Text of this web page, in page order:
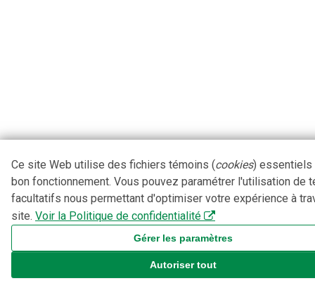
Ce site Web utilise des fichiers témoins (cookies) essentiels
bon fonctionnement. Vous pouvez paramétrer l'utilisation de
facultatifs nous permettant d'optimiser votre expérience à
site. Voir la Politique de confidentialité
Gérer les paramètres
Autoriser tout